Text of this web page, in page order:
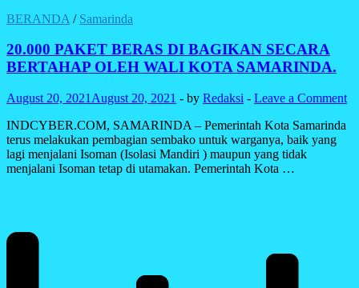
Bersaing,
Streaming
Video
Bakal
dengan
Bioskop?
BERANDA / Samarinda
20.000 PAKET BERAS DI BAGIKAN SECARA
BERTAHAP OLEH WALI KOTA SAMARINDA.
August 20, 2021 August 20, 2021 - by Redaksi - Leave a Comment
INDCYBER.COM, SAMARINDA – Pemerintah Kota Samarinda
terus melakukan pembagian sembako untuk warganya, baik yang
lagi menjalani Isoman (Isolasi Mandiri ) maupun yang tidak
menjalani Isoman tetap di utamakan. Pemerintah Kota …